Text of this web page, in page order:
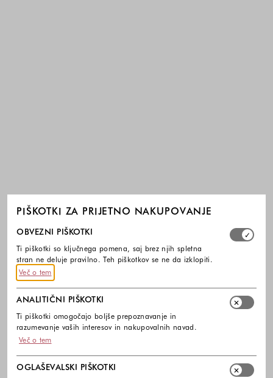
PIŠKOTKI ZA PRIJETNO NAKUPOVANJE
Izberite, katere skupine piškotkov dovolite. Obvezni
OBVEZNI PIŠKOTKI
Ti piškotki so ključnega pomena, saj brez njih spletna
stran ne deluje pravilno. Teh piškotkov se ne da izklopiti.
Več o tem
ANALITIČNI PIŠKOTKI
Ti piškotki omogočajo boljše prepoznavanje in
razumevanje vaših interesov in nakupovalnih navad.
Več o tem
OGLAŠEVALSKI PIŠKOTKI